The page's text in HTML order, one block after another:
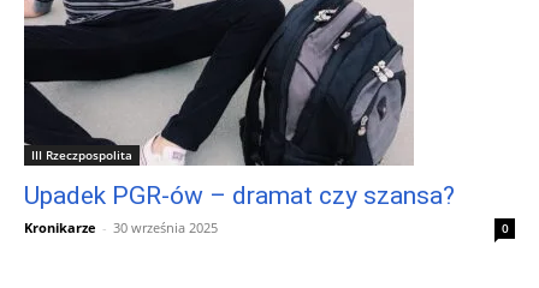
III Rzeczpospolita
Upadek PGR-ów – dramat czy szansa?
Kronikarze - 30 września 2025 0